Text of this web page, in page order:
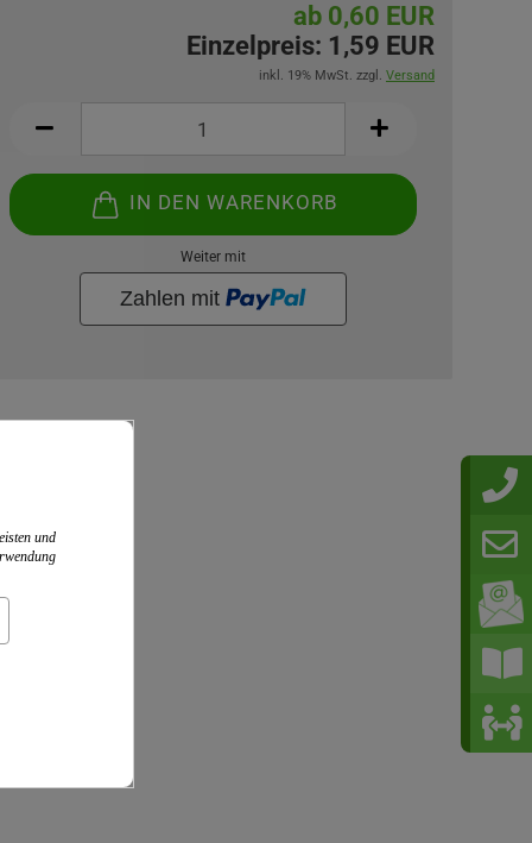
ab 0,60 EUR
Einzelpreis: 1,59 EUR
inkl. 19% MwSt. zzgl. Versand
IN DEN WARENKORB
Weiter mit
und